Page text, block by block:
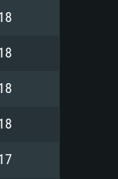
상
습니